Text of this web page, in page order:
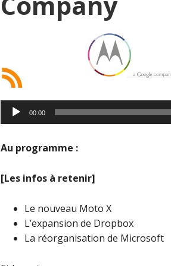
Lecteur
audio
00:00
Au programme :
[Les infos à retenir]
Le nouveau Moto X
L’expansion de Dropbox
La réorganisation de Microsoft